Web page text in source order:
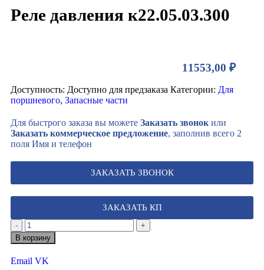
Реле давления к22.05.03.300
11553,00 ₽
Доступность: Доступно для предзаказа Категории: Для
поршневого, Запасные части
Для быстрого заказа вы можете Заказать звонок или
Заказать коммерческое предложение, заполнив всего 2
поля Имя и телефон
ЗАКАЗАТЬ ЗВОНОК
ЗАКАЗАТЬ КП
-
+
В корзину
Email VK